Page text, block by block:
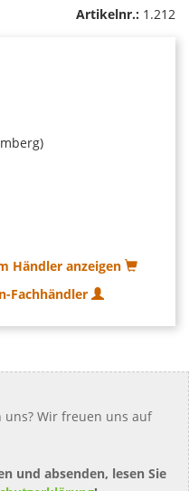
Artikelnr.: 1.212
Händler anzeigen
Fachhändler
uns? Wir freuen uns auf
und absenden, lesen Sie